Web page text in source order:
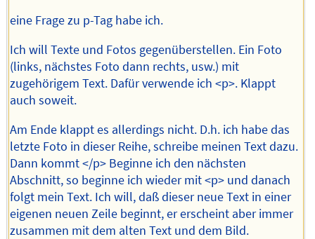
eine Frage zu p-Tag habe ich.
Ich will Texte und Fotos gegenüberstellen. Ein Foto
(links, nächstes Foto dann rechts, usw.) mit
zugehörigem Text. Dafür verwende ich <p>. Klappt
auch soweit.
Am Ende klappt es allerdings nicht. D.h. ich habe das
letzte Foto in dieser Reihe, schreibe meinen Text dazu.
Dann kommt </p> Beginne ich den nächsten
Abschnitt, so beginne ich wieder mit <p> und danach
folgt mein Text. Ich will, daß dieser neue Text in einer
eigenen neuen Zeile beginnt, er erscheint aber immer
zusammen mit dem alten Text und dem Bild.